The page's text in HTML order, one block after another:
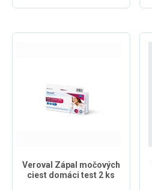
Veroval Zápal močových
ciest domáci test 2 ks